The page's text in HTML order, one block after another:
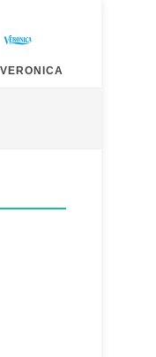
VERONICA